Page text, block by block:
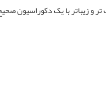
و زیباتر با یک دکوراسیون